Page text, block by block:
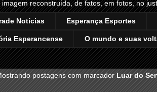
imagem reconstruída, de fatos, em fotos, no
Notícias Esperança Esportes
Esperancense O mundo e suas
postagens com marcadorLuar do